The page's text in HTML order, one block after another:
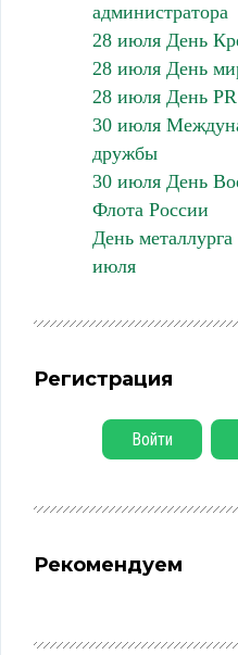
администратора
28 июля День
28 июля День
28 июля День
30 июля
дружбы
30 июля День
Флота России
День
июля
Регистрация
Войти
Рекомендуем